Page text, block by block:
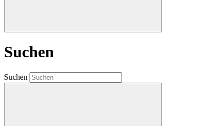
Suchen
Suchen